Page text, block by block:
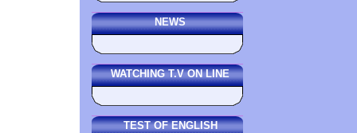
NEWS
WATCHING T.V ON LINE
TEST OF ENGLISH